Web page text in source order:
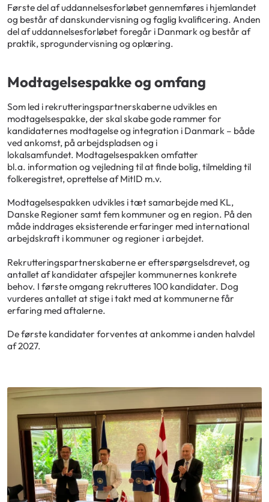
Første del af uddannelsesforløbet gennemføres i hjemlandet
og består af danskundervisning og faglig kvalificering. Anden
del af uddannelsesforløbet foregår i Danmark og består af
praktik, sprogundervisning og oplæring.
Modtagelsespakke og omfang
Som led i rekrutteringspartnerskaberne udvikles en
modtagelsespakke, der skal skabe gode rammer for
kandidaternes modtagelse og integration i Danmark – både
ved ankomst, på arbejdspladsen og i
lokalsamfundet. Modtagelsespakken omfatter
bl.a. information og vejledning til at finde bolig, tilmelding til
folkeregistret, oprettelse af MitID m.v.
Modtagelsespakken udvikles i tæt samarbejde med KL,
Danske Regioner samt fem kommuner og en region. På den
måde inddrages eksisterende erfaringer med international
arbejdskraft i kommuner og regioner i arbejdet.
Rekrutteringspartnerskaberne er efterspørgselsdrevet, og
antallet af kandidater afspejler kommunernes konkrete
behov. I første omgang rekrutteres 100 kandidater. Dog
vurderes antallet at stige i takt med at kommunerne får
erfaring med aftalerne.
De første kandidater forventes at ankomme i anden halvdel
af 2027.